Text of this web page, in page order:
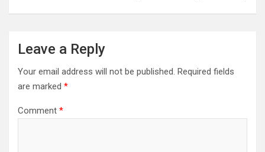
Leave a Reply
Your email address will not be published. Required fields
are marked *
Comment *